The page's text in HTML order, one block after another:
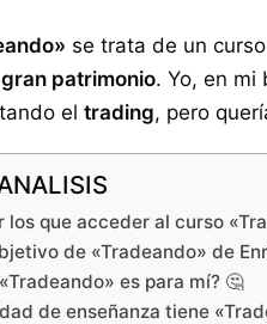
se trata de un
gran patrimonio. Yo, en mi
el trading, pero
los que acceder al curso
de «Tradeando» de
es para mí? 🤔
de enseñanza tiene